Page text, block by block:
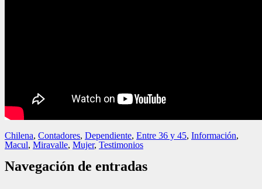
Chilena, Contadores, Dependiente, Entre 36 y 45, Información,
Macul, Miravalle, Mujer, Testimonios
Navegación de entradas